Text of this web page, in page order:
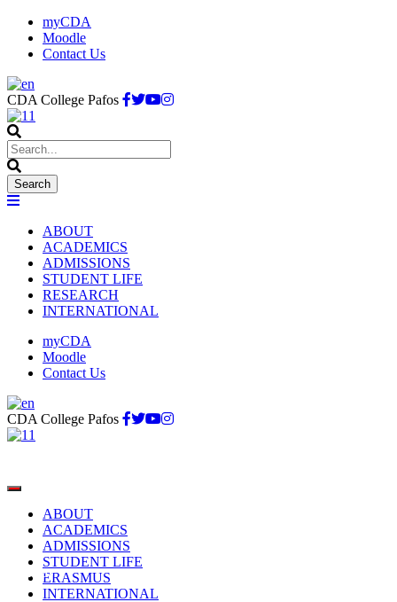
myCDA
Moodle
Contact Us
CDA College Pafos
ABOUT
ACADEMICS
ADMISSIONS
STUDENT LIFE
RESEARCH
INTERNATIONAL
myCDA
Moodle
Contact Us
CDA College Pafos
ABOUT
ACADEMICS
ADMISSIONS
STUDENT LIFE
ERASMUS
INTERNATIONAL
ochi day